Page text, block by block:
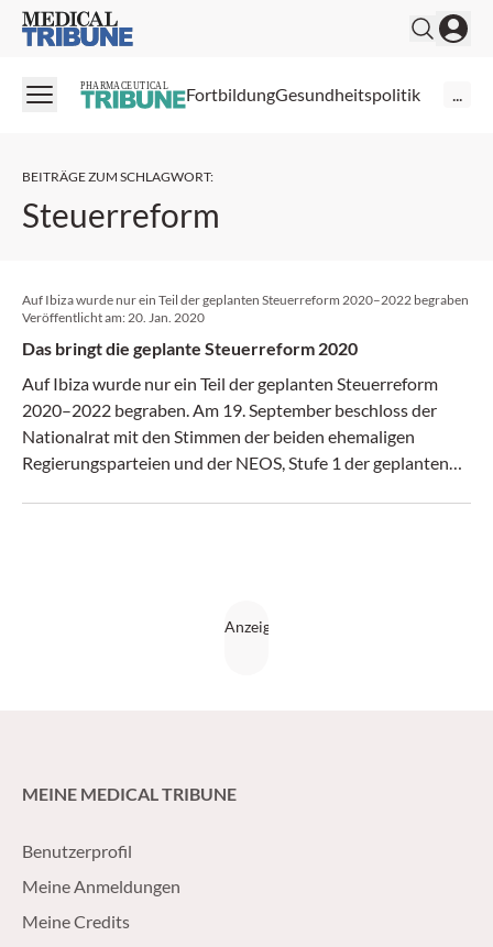
Medical Tribune
PHARMACEUTICAL FortbildungGesundheitspolitik ...
BEITRÄGE ZUM SCHLAGWORT:
Steuerreform
Auf Ibiza wurde nur ein Teil der geplanten Steuerreform 2020–2022 begraben
Veröffentlicht am: 20. Jan. 2020
Das bringt die geplante Steuerreform 2020
Auf Ibiza wurde nur ein Teil der geplanten Steuerreform
2020–2022 begraben. Am 19. September beschloss der
Nationalrat mit den Stimmen der beiden ehemaligen
Regierungsparteien und der NEOS, Stufe 1 der geplanten
MEINE MEDICAL TRIBUNE
Benutzerprofil
Meine Anmeldungen
Meine Credits